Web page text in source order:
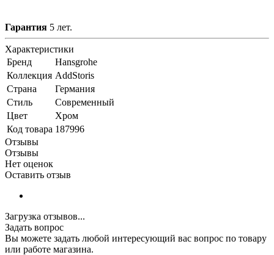
Гарантия 5 лет.
Характеристики
Бренд
Hansgrohe
Коллекция AddStoris
Страна
Германия
Стиль
Современный
Цвет
Хром
Код товара 187996
Отзывы
Отзывы
Нет оценок
Оставить отзыв
Загрузка отзывов...
Задать вопрос
Вы можете задать любой интересующий вас вопрос по товару
или работе магазина.